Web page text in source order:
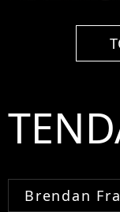
Brendan